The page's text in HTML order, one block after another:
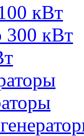
кВт
300 кВт